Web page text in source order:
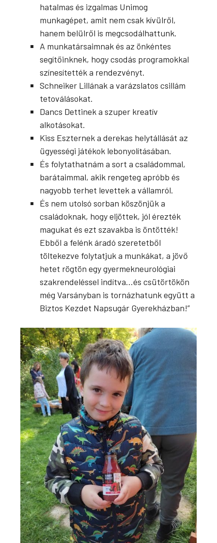
hatalmas és izgalmas Unimog
munkagépet, amit nem csak kívülről,
hanem belülről is megcsodálhattunk.
A munkatársaimnak és az önkéntes
segítőinknek, hogy csodás programokkal
színesítették a rendezvényt.
Schneiker Lillának a varázslatos csillám
tetoválásokat.
Dancs Dettinek a szuper kreatív
alkotásokat.
Kiss Eszternek a derekas helytállását az
ügyességi játékok lebonyolításában.
És folytathatnám a sort a családommal,
barátaimmal, akik rengeteg apróbb és
nagyobb terhet levettek a vállamról.
És nem utolsó sorban köszönjük a
családoknak, hogy eljöttek, jól érezték
magukat és ezt szavakba is öntötték!
Ebből a felénk áradó szeretetből
töltekezve folytatjuk a munkákat, a jövő
hetet rögtön egy gyermekneurológiai
szakrendeléssel indítva…és csütörtökön
még Varsányban is tornázhatunk együtt a
Biztos Kezdet Napsugár Gyerekházban!”